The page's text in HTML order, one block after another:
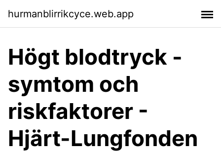
hurmanblirrikcyce.web.app
Högt blodtryck -
symtom och
riskfaktorer -
Hjärt-Lungfonden